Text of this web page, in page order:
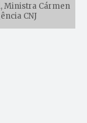
Ministra Cármen
CNJ